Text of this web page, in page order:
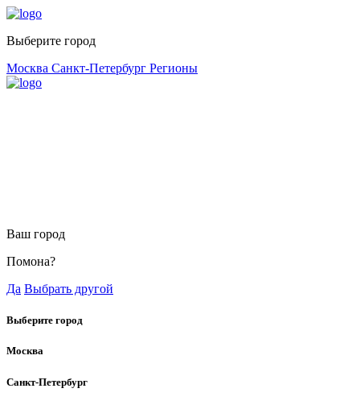
Выберите город
Москва Санкт-Петербург Регионы
Ваш город
Помона?
Да Выбрать другой
Выберите город
Москва
Санкт-Петербург